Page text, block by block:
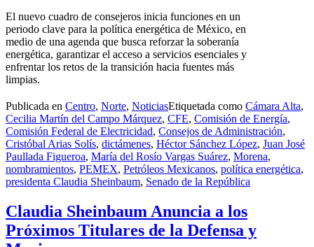
El nuevo cuadro de consejeros inicia funciones en un
periodo clave para la política energética de México, en
medio de una agenda que busca reforzar la soberanía
energética, garantizar el acceso a servicios esenciales y
enfrentar los retos de la transición hacia fuentes más
limpias.
Publicada en Centro, Norte, NoticiasEtiquetada como Cámara Alta,
Cecilia Martín del Campo Márquez, CFE, Comisión de Energía,
Comisión Federal de Electricidad, Consejos de Administración,
Cristóbal Arias Solís, dictámenes, Héctor Sánchez López, Juan José
Paullada Figueroa, María del Rosío Vargas Suárez, Morena,
nombramientos, PEMEX, Petróleos Mexicanos, política energética,
presidenta Claudia Sheinbaum, Senado de la República
Claudia Sheinbaum Anuncia a los
Próximos Titulares de la Defensa y